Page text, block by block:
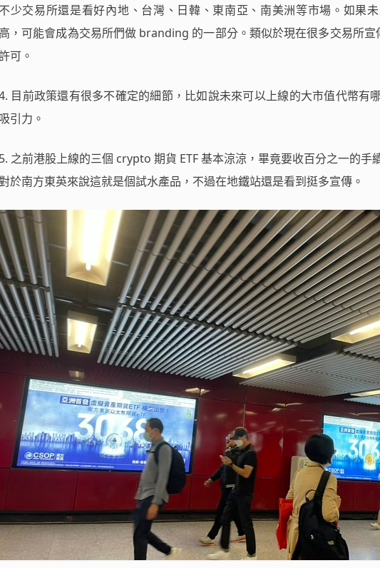
不少交易所還是看好內地、台灣、日韓、東南亞、南美洲等市場。如果
高，可能會成為交易所們做 branding 的一部分。類似於現在很多交易所
可。
目前政策還有很多不確定的細節，比如說未來可以上線的大市值代幣有
吸引力。
5. 之前港股上線的三個 crypto 期貨 ETF 基本涼涼，畢竟要收百分之一的手
於南方東英來說這就是個試水產品，不過在地鐵站還是看到挺多宣傳。